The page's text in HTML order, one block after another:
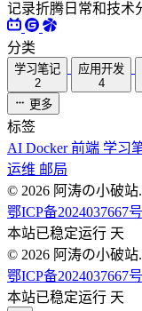
记录折腾日常和技术
分类
学习笔记
2
应用开发
4
更多
标签
AI Docker前端 学习
运维 邮局
© 2026 阿涛の小破站
鄂ICP备2024037667
本站已稳定运行 天
© 2026 阿涛の小破站
鄂ICP备2024037667
本站已稳定运行 天